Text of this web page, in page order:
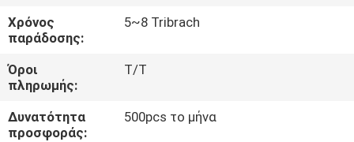
ΖΗΤΉΣΤΕ
ΈΝΑ
ΑΠΌΣΠΑΣΜΑ
Χρόνος
παράδοσης:
5~8 Tribrach
Όροι
πληρωμής:
T/T
Δυνατότητα
προσφοράς:
500pcs το μήνα